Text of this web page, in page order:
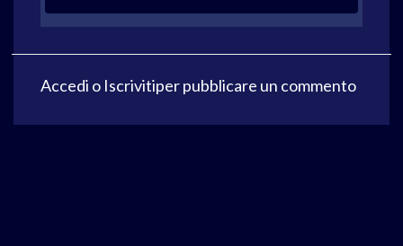
Accedi o Iscrivitiper pubblicare un commento